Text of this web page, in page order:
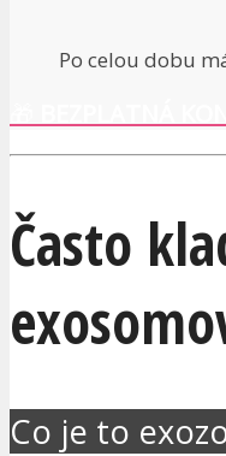
Po celou dobu
Často
Co je to